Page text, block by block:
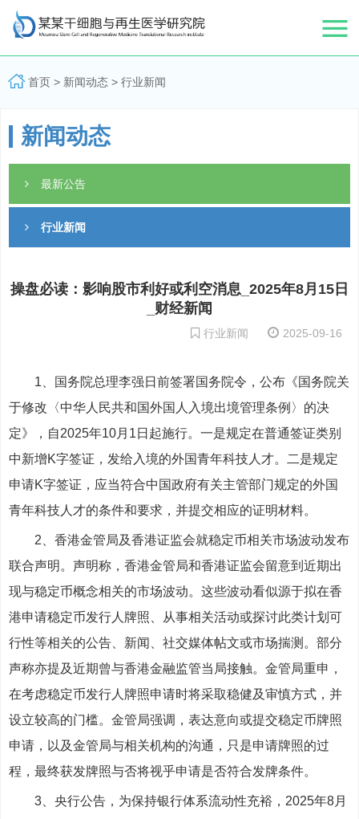
首页> 新闻动态 > 行业新闻
新闻动态
最新公告
行业新闻
操盘必读：影响股市利好或利空消息_2025年8月15日
_财经新闻
行业新闻 2025-09-16
1、国务院总理李强日前签署国务院令，公布《国务院关
于修改〈中华人民共和国外国人入境出境管理条例〉的决
定》，自2025年10月1日起施行。一是规定在普通签证类别
中新增K字签证，发给入境的外国青年科技人才。二是规定
申请K字签证，应当符合中国政府有关主管部门规定的外国
青年科技人才的条件和要求，并提交相应的证明材料。
2、香港金管局及香港证监会就稳定币相关市场波动发布
联合声明。声明称，香港金管局和香港证监会留意到近期出
现与稳定币概念相关的市场波动。这些波动看似源于拟在香
港申请稳定币发行人牌照、从事相关活动或探讨此类计划可
行性等相关的公告、新闻、社交媒体帖文或市场揣测。部分
声称亦提及近期曾与香港金融监管当局接触。金管局重申，
在考虑稳定币发行人牌照申请时将采取稳健及审慎方式，并
设立较高的门槛。金管局强调，表达意向或提交稳定币牌照
申请，以及金管局与相关机构的沟通，只是申请牌照的过
程，最终获发牌照与否将视乎申请是否符合发牌条件。
3、央行公告，为保持银行体系流动性充裕，2025年8月